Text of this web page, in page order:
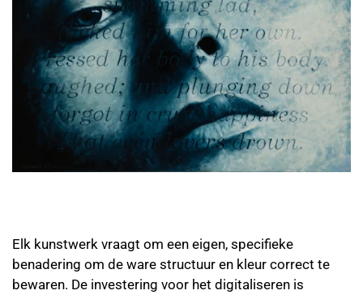
Elk kunstwerk vraagt om een eigen, specifieke
benadering om de ware structuur en kleur correct te
bewaren. De investering voor het digitaliseren is